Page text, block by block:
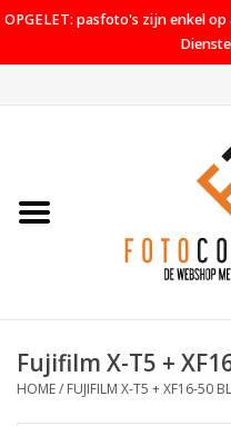
OPGELET: pasfoto's zijn enkel
Home
PROMO
Fujifilm X-T5 +
HOME/ FUJIFILM X-T5 + XF16-50